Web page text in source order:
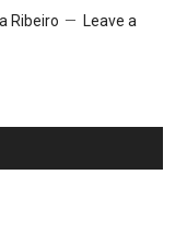
Ribeiro
Leave a